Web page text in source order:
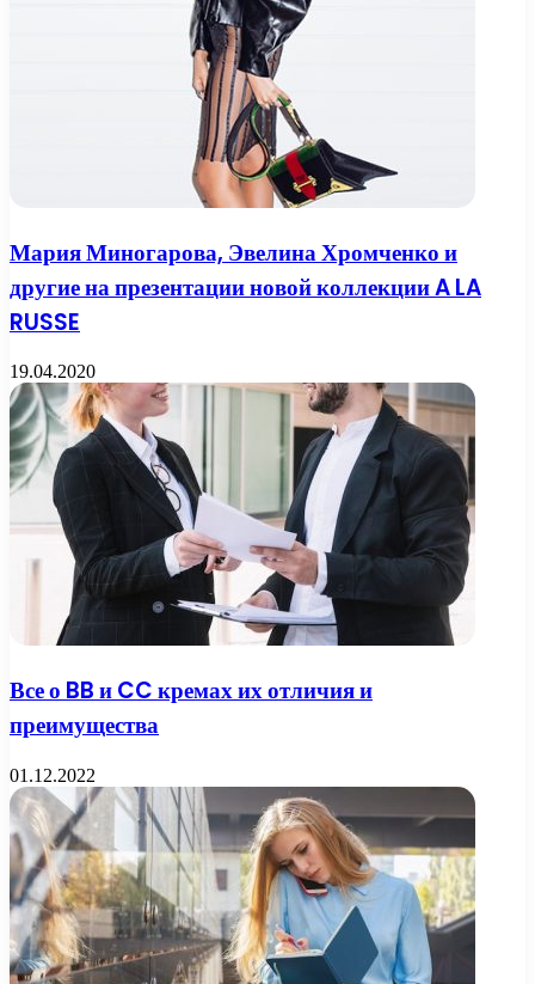
Мария Миногарова, Эвелина Хромченко и
другие на презентации новой коллекции A LA
RUSSE
19.04.2020
Все о BB и CC кремах их отличия и
преимущества
01.12.2022